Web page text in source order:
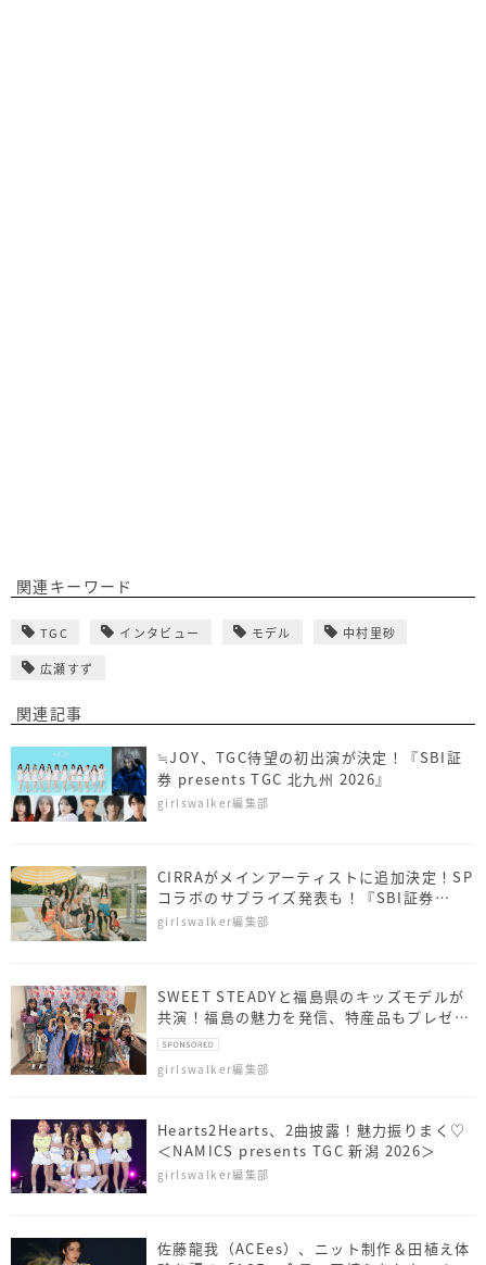
関連キーワード
TGC インタビュー モデル 中村里砂
広瀬すず
関連記事
≒JOY、TGC待望の初出演が決定！『SBI証
券 presents TGC 北九州 2026』
girlswalker編集部
CIRRAがメインアーティストに追加決定！SP
コラボのサプライズ発表も！『SBI証券
presents TGC 北九州 2026』
girlswalker編集部
SWEET STEADYと福島県のキッズモデルが
共演！福島の魅力を発信、特産品もプレゼン
ト
girlswalker編集部
Hearts2Hearts、2曲披露！魅力振りまく♡
＜NAMICS presents TGC 新潟 2026＞
girlswalker編集部
佐藤⿓我（ACEes）、ニット制作＆田植え体